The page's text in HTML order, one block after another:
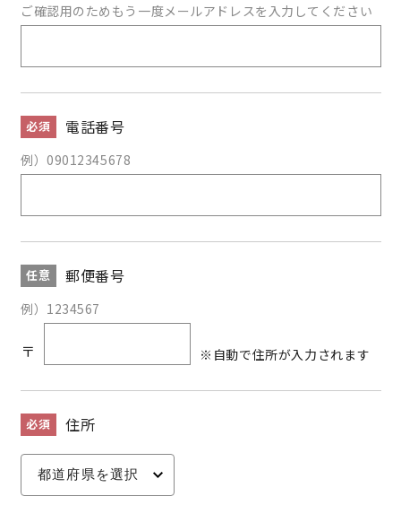
ご確認用のためもう一度メールアドレスを入力してください
必須 電話番号
例）09012345678
任意 郵便番号
例）1234567
〒 ※自動で住所が入力されます
必須 住所